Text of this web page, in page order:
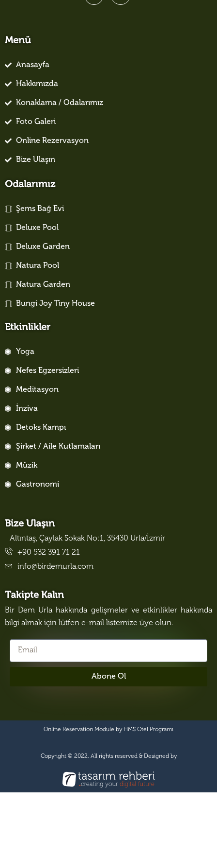
Menü
Anasayfa
Hakkımızda
Konaklama / Odalarımız
Foto Galeri
Online Rezervasyon
Bize Ulaşın
Odalarımız
Şems Bağ Evi
Deluxe Pool
Deluxe Garden
Natura Pool
Natura Garden
Bungi Joy Tiny House
Etkinlikler
Yoga
Nefes Egzersizleri
Meditasyon
İnziva
Detoks Kampı
Şirket / Aile Kutlamaları
Müzik
Gastronomi
Bize Ulaşın
Altıntaş, Çaylak Sokak No:1, 35430 Urla/İzmir
+90 532 391 71 21
info@birdemurla.com
Takipte Kalın
Bir Dem Urla hakkında gelişmeler ve etkinlikler hakkında
bilgi almak için lütfen e-mail listemize üye olun.
Abone Ol
Online Reservation Module by HMS Otel Programı
Copyright © 2022. All rights reserved & Designed by